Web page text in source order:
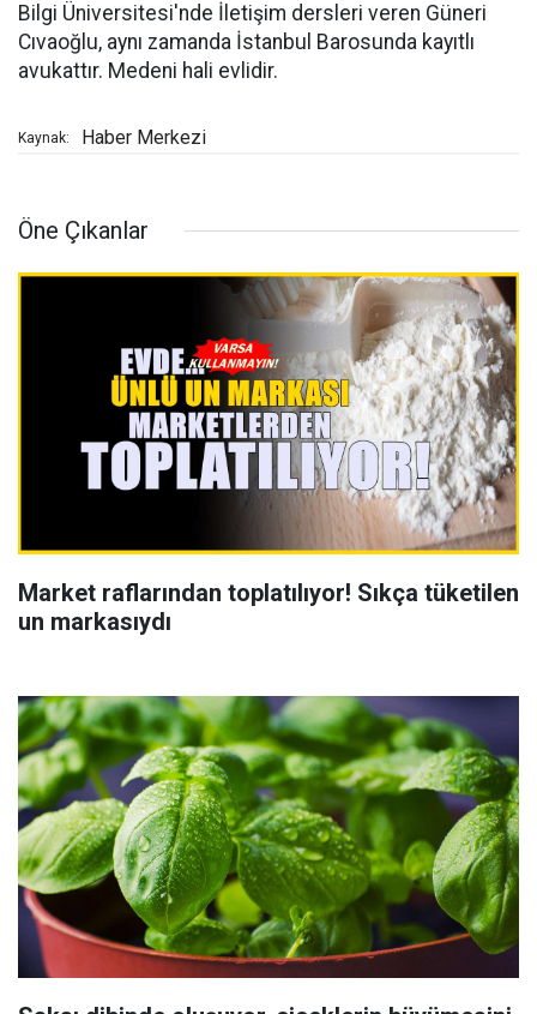
Bilgi Üniversitesi'nde İletişim dersleri veren Güneri
Cıvaoğlu, aynı zamanda İstanbul Barosunda kayıtlı
avukattır. Medeni hali evlidir.
Kaynak: Haber Merkezi
Öne Çıkanlar
Market raflarından toplatılıyor! Sıkça tüketilen
un markasıydı